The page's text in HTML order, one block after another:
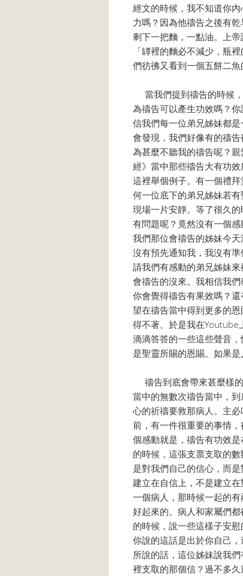
經文的時候，我不知道你
力嗎？因為他禱告之後有
剩下一把麵，一點油。上
「罈裡的麵必不減少，瓶
們彷彿又看到一個五餅二
當我們提到禱告的時候
為禱告可以產生功效嗎？
信我們每一位弟兄姊妹都
會發現，我們好像有的禱
為甚麼不聽我的禱告呢？
經》當中那些禱告大有功
這裡舉個例子。有一個禮
何一位底下的弟兄姊妹若
現場一片安靜。等了很久
有問題呢？竟然沒有一個
我們那位會禱告的姊妹今
沒有預先通知我，我沒有
請我們有感動的弟兄姊妹
會禱告的沒來。我相信我
你會覺得禱告有果效嗎？
望在禱告當中得到更多的
得不著。於是我在Youtube
滴滴答答的一些這些聲音
是聖靈所賜的恩賜。如果
禱告到底會帶來甚麼樣
當中的無數次禱告當中，
心的祈禱要救那病人。主
前，有一件很重要的事情
個感動就是，禱告有功效
的時候，這張支票支取的
是對我們自己的信心，而
建立在自信上，不是建立
一個病人，那時候一起的
好起來的。病人和家屬們
的時候，說一些這樣子安
你說的這話是出於你自己
所說的話，這位姊妹說我
裡支取的那個信？過不多